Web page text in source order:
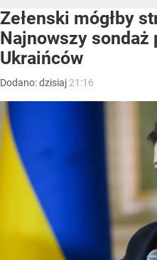
Zełenski mógłby
Najnowszy sondaż
Ukraińców
Dodano:dzisiaj 21:16